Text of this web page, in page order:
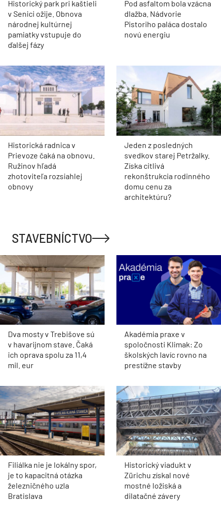
Historický park pri kaštieli
v Senici ožije. Obnova
národnej kultúrnej
pamiatky vstupuje do
ďalšej fázy
Pod asfaltom bola vzácna
dlažba. Nádvorie
Pistoriho paláca dostalo
novú energiu
Historická radnica v
Prievoze čaká na obnovu.
Ružinov hľadá
zhotoviteľa rozsiahlej
obnovy
Jeden z posledných
svedkov starej Petržalky.
Získa citlivá
rekonštrukcia rodinného
domu cenu za
architektúru?
STAVEBNÍCTVO
Dva mosty v Trebišove sú
v havarijnom stave. Čaká
ich oprava spolu za 11,4
mil. eur
Akadémia praxe v
spoločnosti Klimak: Zo
školských lavíc rovno na
prestížne stavby
Filiálka nie je lokálny spor,
je to kapacitná otázka
železničného uzla
Bratislava
Historický viadukt v
Zürichu získal nové
mostné ložiská a
dilatačné závery